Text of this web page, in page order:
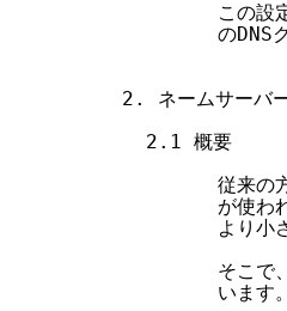
この設定
のDNSク
2. ネームサーバ
  2.1 概要
従来の方
が使われ
より小さ
そこで
        います。